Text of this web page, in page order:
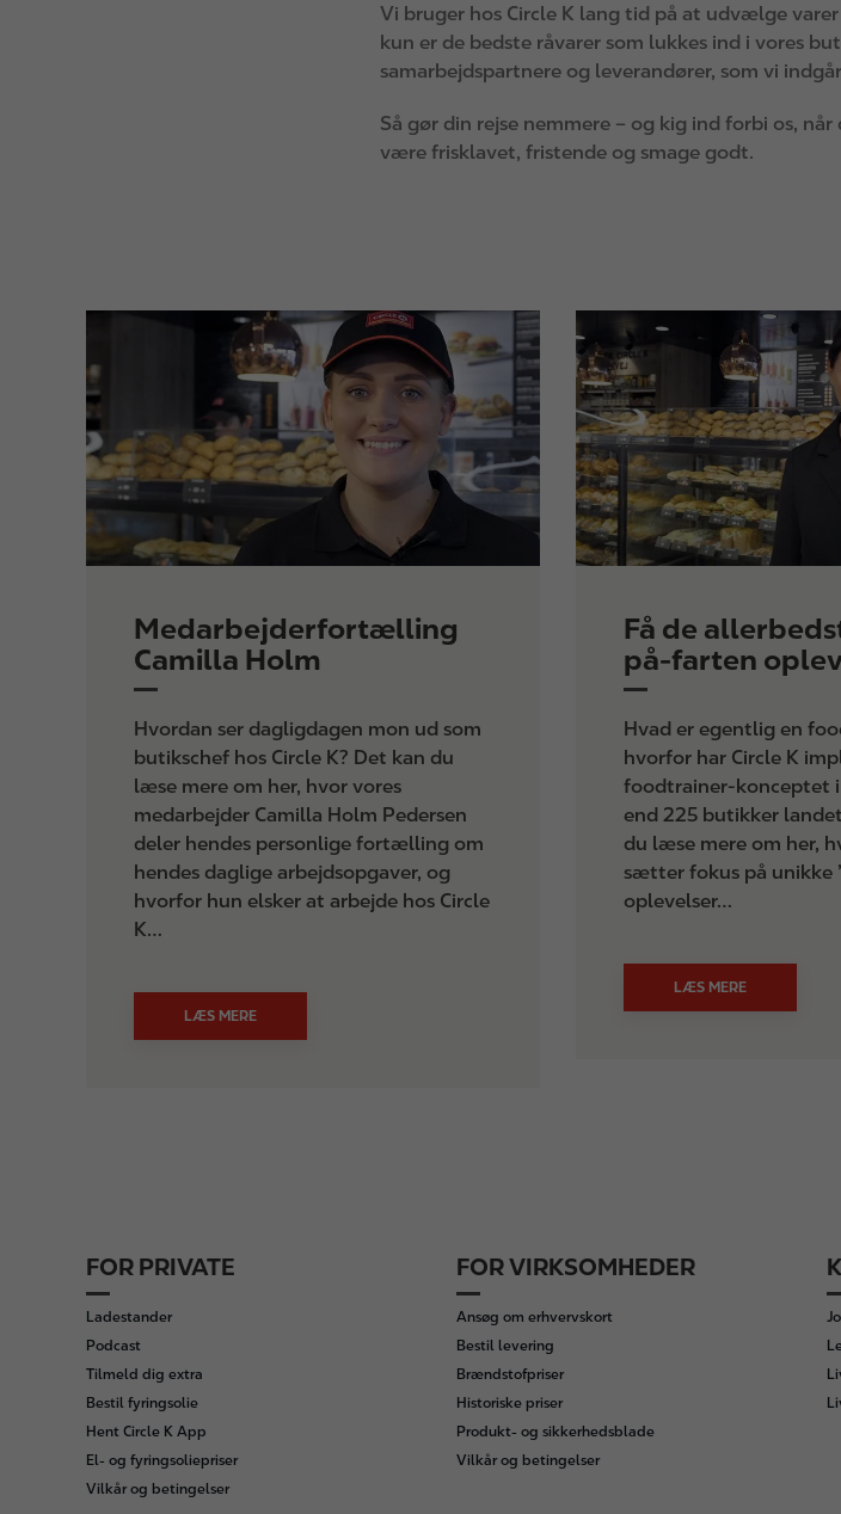
Vi bruger hos Circle K lang tid på at udvælge
kun er de bedste råvarer som lukkes ind i vores
samarbejdspartnere og leverandører, som vi
Så gør din rejse nemmere – og kig ind forbi os,
være frisklavet, fristende og smage godt.
a
g
e
Medarbejderfortælling
Camilla Holm
Hvordan ser dagligdagen mon ud som
butikschef hos Circle K? Det kan du
læse mere om her, hvor vores
medarbejder Camilla Holm Pedersen
deler hendes personlige fortælling om
hendes daglige arbejdsopgaver, og
hvorfor hun elsker at arbejde hos Circle
K…
LÆS MERE
m
a
g
e
Få de
på-farten
Hvad er egentlig en
hvorfor har Circle K
foodtrainer-konceptet i
end 225 butikker
du læse mere om her,
sætter fokus på unikke
oplevelser…
LÆS MERE
F
o
o
t
e
r
FOR PRIVATE
Ladestander
Podcast
Tilmeld dig extra
Bestil fyringsolie
Hent Circle K App
El- og fyringsoliepriser
Vilkår og betingelser
FOR VIRKSOMHEDER
Ansøg om erhvervskort
Bestil levering
Brændstofpriser
Historiske priser
Produkt- og sikkerhedsblade
Vilkår og betingelser